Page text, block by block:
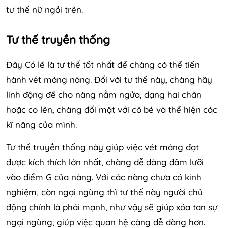
tư thế nữ ngồi trên.
Tư thế truyền thống
Đây Có lẽ là tư thế tốt nhất để chàng có thể tiến
hành vét máng nàng. Đối với tư thế này, chàng hãy
linh động để cho nàng nằm ngửa, dạng hai chân
hoặc co lên, chàng đối mặt với cô bé và thể hiện các
kĩ năng của mình.
Tư thế truyền thống này giúp việc vét máng đạt
được kích thích lớn nhất, chàng dễ dàng đâm lưỡi
vào điểm G của nàng. Với các nàng chưa có kinh
nghiệm, còn ngại ngùng thì tư thế này người chủ
động chính là phái mạnh, như vậy sẽ giúp xóa tan sự
ngại ngùng, giúp việc quan hệ càng dễ dàng hơn.